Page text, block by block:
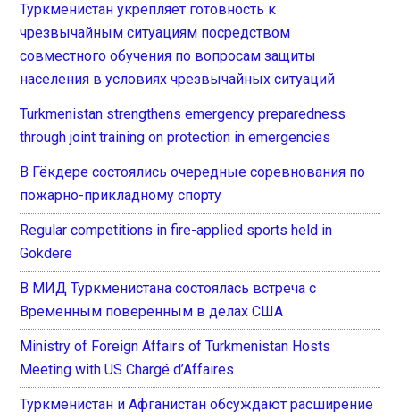
Туркменистан укрепляет готовность к
чрезвычайным ситуациям посредством
совместного обучения по вопросам защиты
населения в условиях чрезвычайных ситуаций
Turkmenistan strengthens emergency preparedness
through joint training on protection in emergencies
В Гёкдере состоялись очередные соревнования по
пожарно-прикладному спорту
Regular competitions in fire-applied sports held in
Gokdere
В МИД Туркменистана состоялась встреча с
Временным поверенным в делах США
Ministry of Foreign Affairs of Turkmenistan Hosts
Meeting with US Chargé d’Affaires
Туркменистан и Афганистан обсуждают расширение